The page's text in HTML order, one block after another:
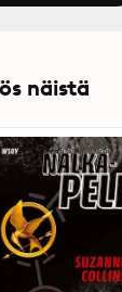
näistä